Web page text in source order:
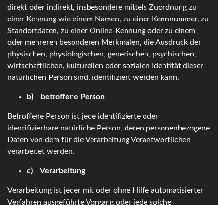
direkt oder indirekt, insbesondere mittels Zuordnung zu
einer Kennung wie einem Namen, zu einer Kennnummer, zu
Standortdaten, zu einer Online-Kennung oder zu einem
oder mehreren besonderen Merkmalen, die Ausdruck der
physischen, physiologischen, genetischen, psychischen,
wirtschaftlichen, kulturellen oder sozialen Identität dieser
natürlichen Person sind, identifiziert werden kann.
b) betroffene Person
Betroffene Person ist jede identifizierte oder
identifizierbare natürliche Person, deren personenbezogene
Daten von dem für die Verarbeitung Verantwortlichen
verarbeitet werden.
c) Verarbeitung
Verarbeitung ist jeder mit oder ohne Hilfe automatisierter
Verfahren ausgeführte Vorgang oder jede solche